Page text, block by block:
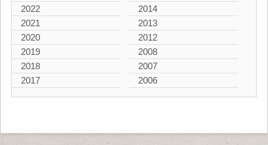
2022
2021
2020
2019
2018
2017
2014
2013
2012
2008
2007
2006